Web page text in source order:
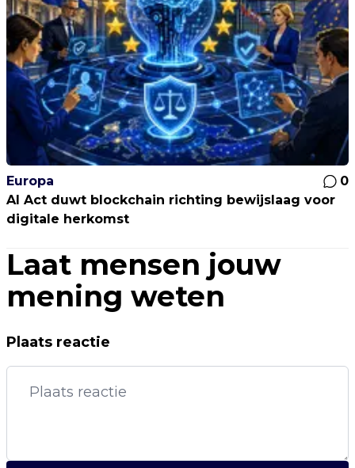
Europa
0
AI Act duwt blockchain richting bewijslaag voor
digitale herkomst
Laat mensen jouw
mening weten
Plaats reactie